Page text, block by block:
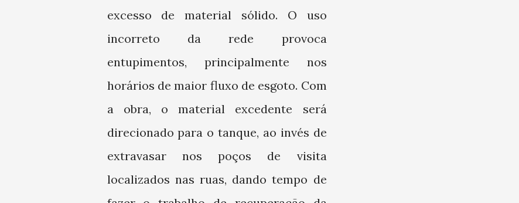
excesso de material sólido. O uso
incorreto da rede provoca
entupimentos, principalmente nos
horários de maior fluxo de esgoto. Com
a obra, o material excedente será
direcionado para o tanque, ao invés de
extravasar nos poços de visita
localizados nas ruas, dando tempo de